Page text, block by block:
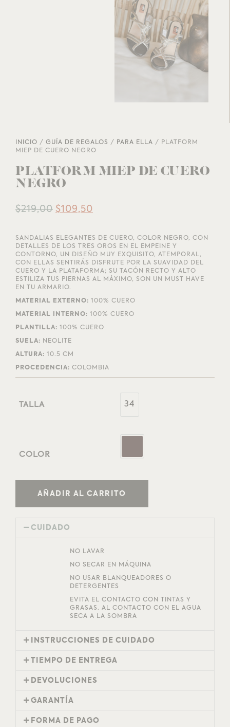
INICIO / GUÍA DE REGALOS / PARA ELLA / PLATFORM
MIEP DE CUERO NEGRO
PLATFORM MIEP DE CUERO
NEGRO
$219,00 $109,50
SANDALIAS ELEGANTES DE CUERO, COLOR NEGRO, CON
DETALLES DE LOS TRES OROS EN EL EMPEINE Y
CONTORNO, UN DISEÑO MUY EXQUISITO, ATEMPORAL,
CON ELLAS SENTIRÁS DISFRUTE POR LA SUAVIDAD DEL
CUERO Y LA PLATAFORMA; SU TACÓN RECTO Y ALTO
ESTILIZA TUS PIERNAS AL MÁXIMO, SON UN MUST HAVE
EN TU ARMARIO.
MATERIAL EXTERNO: 100% CUERO
MATERIAL INTERNO: 100% CUERO
PLANTILLA: 100% CUERO
SUELA: NEOLITE
ALTURA: 10.5 CM
PROCEDENCIA: COLOMBIA
TALLA 34
COLOR
AÑADIR AL CARRITO
CUIDADO
NO LAVAR
NO SECAR EN MÁQUINA
NO USAR BLANQUEADORES O
DETERGENTES
EVITA EL CONTACTO CON TINTAS Y
GRASAS. AL CONTACTO CON EL AGUA
SECA A LA SOMBRA
INSTRUCCIONES DE CUIDADO
TIEMPO DE ENTREGA
DEVOLUCIONES
GARANTÍA
FORMA DE PAGO